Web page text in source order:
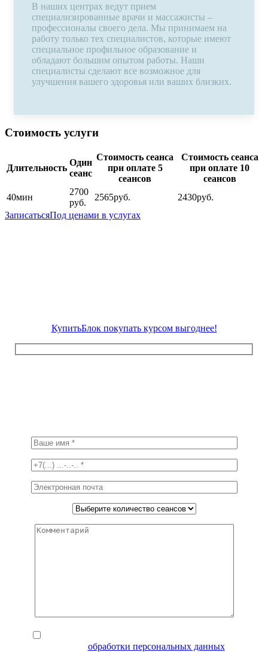
В наших центрах ведут прием
специализированные врачи и массажисты –
профессионалы своего дела. Мы принимаем на
работу только тех специалистов, которые имеют
специальное профильное образование и
обладают большим опытом работы. Наши
специалисты сделают все возможное для
улучшения вашего здоровья или ваших близких.
Стоимость услуги
Длительность
Один
сеанс
Стоимость сеанса
при оплате 5
сеансов
Стоимость сеанса
при оплате 10
сеансов
40мин
2700
руб.
2565руб. 2430руб.
ЗаписатьсяПод ценами в услугах
КупитьБлок покупать курсом выгоднее!
обработки персональных данных.